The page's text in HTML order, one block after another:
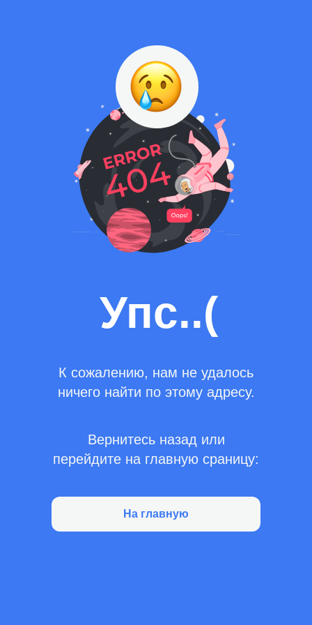
Упс..(
К сожалению, нам не удалось
ничего найти по этому адресу.
Вернитесь назад или
перейдите на главную сраницу:
На главную